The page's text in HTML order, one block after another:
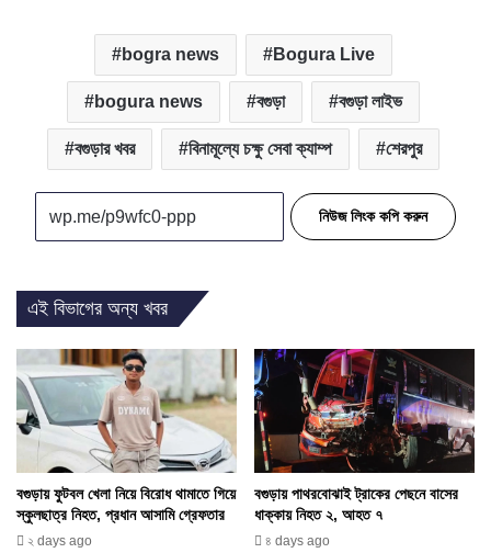
bogra news Bogura Live
bogura news বগুড়া বগুড়া লাইভ
বগুড়ার খবর বিনামূল্যে চক্ষু সেবা ক্যাম্প শেরপুর
নিউজ লিংক কপি করুন
এই বিভাগের অন্য খবর
বগুড়ায় ফুটবল খেলা নিয়ে বিরোধ থামাতে গিয়ে
স্কুলছাত্র নিহত, প্রধান আসামি গ্রেফতার
২ days ago
বগুড়ায় পাথরবোঝাই ট্রাকের পেছনে বাসের
ধাক্কায় নিহত ২, আহত ৭
৪ days ago